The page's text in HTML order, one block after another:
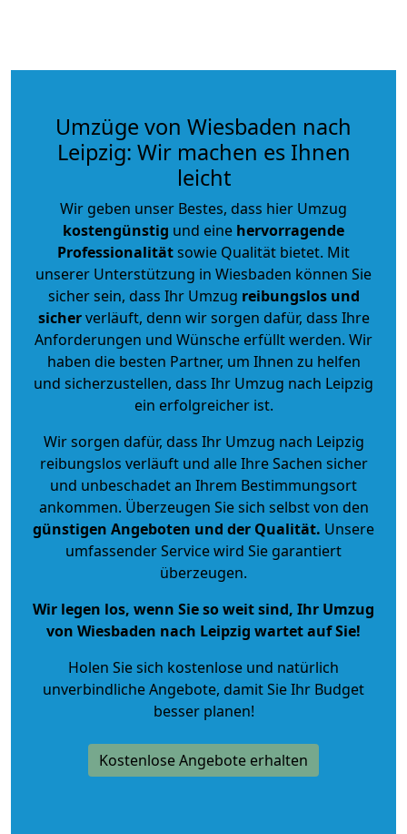
Umzüge von Wiesbaden nach
Leipzig: Wir machen es Ihnen
leicht
Wir geben unser Bestes, dass hier Umzug
kostengünstig und eine hervorragende
Professionalitätsowie Qualität bietet. Mit
unserer Unterstützung in Wiesbaden können Sie
sicher sein, dass Ihr Umzug reibungslos und
sicherverläuft, denn wir sorgen dafür, dass Ihre
Anforderungen und Wünsche erfüllt werden. Wir
haben die besten Partner, um Ihnen zu helfen
und sicherzustellen, dass Ihr Umzug nach Leipzig
ein erfolgreicher ist.
Wir sorgen dafür, dass Ihr Umzug nach Leipzig
reibungslos verläuft und alle Ihre Sachen sicher
und unbeschadet an Ihrem Bestimmungsort
ankommen. Überzeugen Sie sich selbst von den
günstigen Angeboten und der Qualität. Unsere
umfassender Service wird Sie garantiert
überzeugen.
Wir legen los, wenn Sie so weit sind, Ihr Umzug
von Wiesbaden nach Leipzig wartet auf Sie!
Holen Sie sich kostenlose und natürlich
unverbindliche Angebote, damit Sie Ihr Budget
besser planen!
Kostenlose Angebote erhalten